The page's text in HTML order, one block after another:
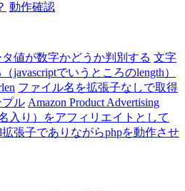
動作確認
値が数字かどうか判別する 文字
javascriptでいうところのlength）
ファイル名を拡張子なしで取得
ル Amazon Product Advertising
入り）をアフィリエイトとして
拡張子でありながらphpを動作させ